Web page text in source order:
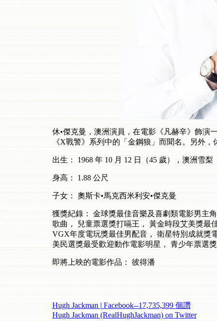
休•傑克曼，澳洲演員，在電影《凡赫辛》飾演
《X戰警》系列中的「金鋼狼」而聞名。另外，
出生： 1968 年10 月 12 日（45 歲），澳洲雪梨
身高： 1.88 公尺
子女： 奧斯卡•馬克西米利安•傑克曼
獲獎紀錄： 金球獎最佳音樂及喜劇類電影男主角
歌曲，
兒童票選獎打嗝王，
黃金時段艾美獎最
VGX年度電玩獎最佳男配音，
衛星特別成就獎
美民選獎最受歡迎動作電影明星，
青少年票選
即將上映的電影作品： 彼得潘
Hugh Jackman | Facebook--17,735,399 個讚
Hugh Jackman (RealHughJackman) on Twitter